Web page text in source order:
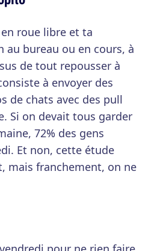
roue libre et ta
au bureau ou en cours, à
de tout repousser à
à envoyer des
de chats avec des pull
Si on devait tous garder
72% des gens
Et non, cette étude
mais franchement, on ne